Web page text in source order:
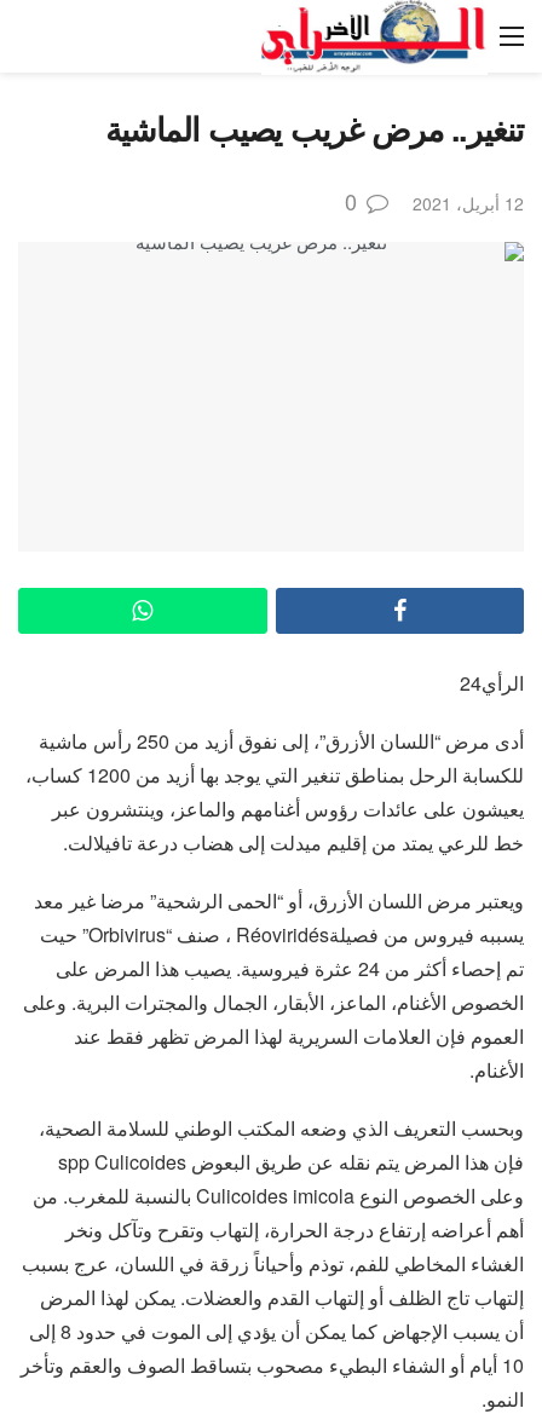
تنغير.. مرض غريب يصيب الماشية
12 أبريل، 2021 0
الرأي24
أدى مرض “اللسان الأزرق”، إلى نفوق أزيد من 250 رأس ماشية
للكسابة الرحل بمناطق تنغير التي يوجد بها أزيد من 1200 كساب،
يعيشون على عائدات رؤوس أغنامهم والماعز، وينتشرون عبر
خط للرعي يمتد من إقليم ميدلت إلى هضاب درعة تافيلالت.
ويعتبر مرض اللسان الأزرق، أو “الحمى الرشحية” مرضا غير معد
يسببه فيروس من فصيلةRéoviridés ، صنف “Orbivirus” حيت
تم إحصاء أكثر من 24 عثرة فيروسية. يصيب هذا المرض على
الخصوص الأغنام، الماعز، الأبقار، الجمال والمجترات البرية. وعلى
العموم فإن العلامات السريرية لهذا المرض تظهر فقط عند
الأغنام.
وبحسب التعريف الذي وضعه المكتب الوطني للسلامة الصحية،
فإن هذا المرض يتم نقله عن طريق البعوض spp Culicoides
وعلى الخصوص النوع Culicoides imicola بالنسبة للمغرب. من
أهم أعراضه إرتفاع درجة الحرارة، إلتهاب وتقرح وتآكل ونخر
الغشاء المخاطي للفم، توذم وأحياناً زرقة في اللسان، عرج بسبب
إلتهاب تاج الظلف أو إلتهاب القدم والعضلات. يمكن لهذا المرض
أن يسبب الإجهاض كما يمكن أن يؤدي إلى الموت في حدود 8 إلى
10 أيام أو الشفاء البطيء مصحوب بتساقط الصوف والعقم وتأخر
النمو.